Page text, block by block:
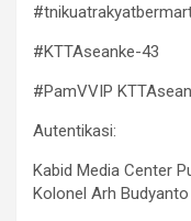
#KTTAseanke-43
#PamVVIP
Autentikasi:
Kabid Media Center
Kolonel Arh Budyanto